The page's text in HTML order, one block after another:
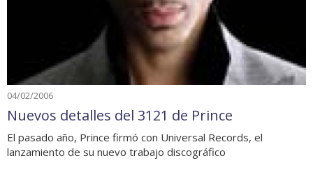
04/02/2006
Nuevos detalles del 3121 de Prince
El pasado año, Prince firmó con Universal Records, el
lanzamiento de su nuevo trabajo discográfico